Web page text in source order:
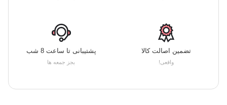
تضمین اصالت کالا
واقعی!
پشتیبانی تا ساعت 8 شب
بجز جمعه ها